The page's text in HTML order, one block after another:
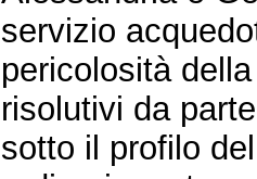
servizio
pericolosità
risolutivi da
sotto il profilo